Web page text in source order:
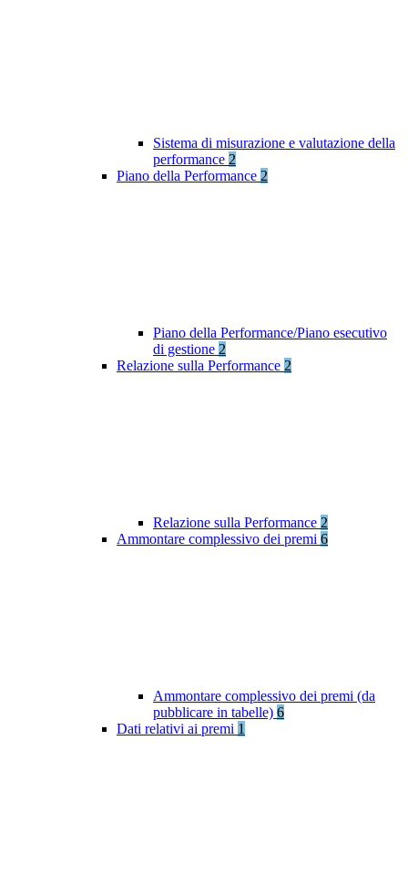
Sistema di misurazione e valutazione della
performance 2
Piano della Performance 2
Piano della Performance/Piano esecutivo
di gestione 2
Relazione sulla Performance 2
Relazione sulla Performance 2
Ammontare complessivo dei premi 6
Ammontare complessivo dei premi (da
pubblicare in tabelle) 6
Dati relativi ai premi 1